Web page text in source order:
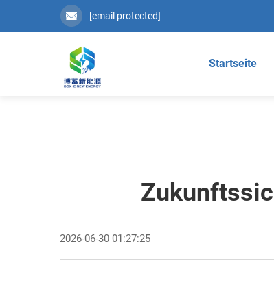
[email protected]
Startseite
2026-06-30 01:27:25